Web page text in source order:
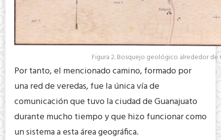
Figura 2. Bosquejo geológico alrededor de
Por tanto, el mencionado camino, formado por
una red de veredas, fue la única vía de
comunicación que tuvo la ciudad de Guanajuato
durante mucho tiempo y que hizo funcionar como
un sistema a esta área geográfica.